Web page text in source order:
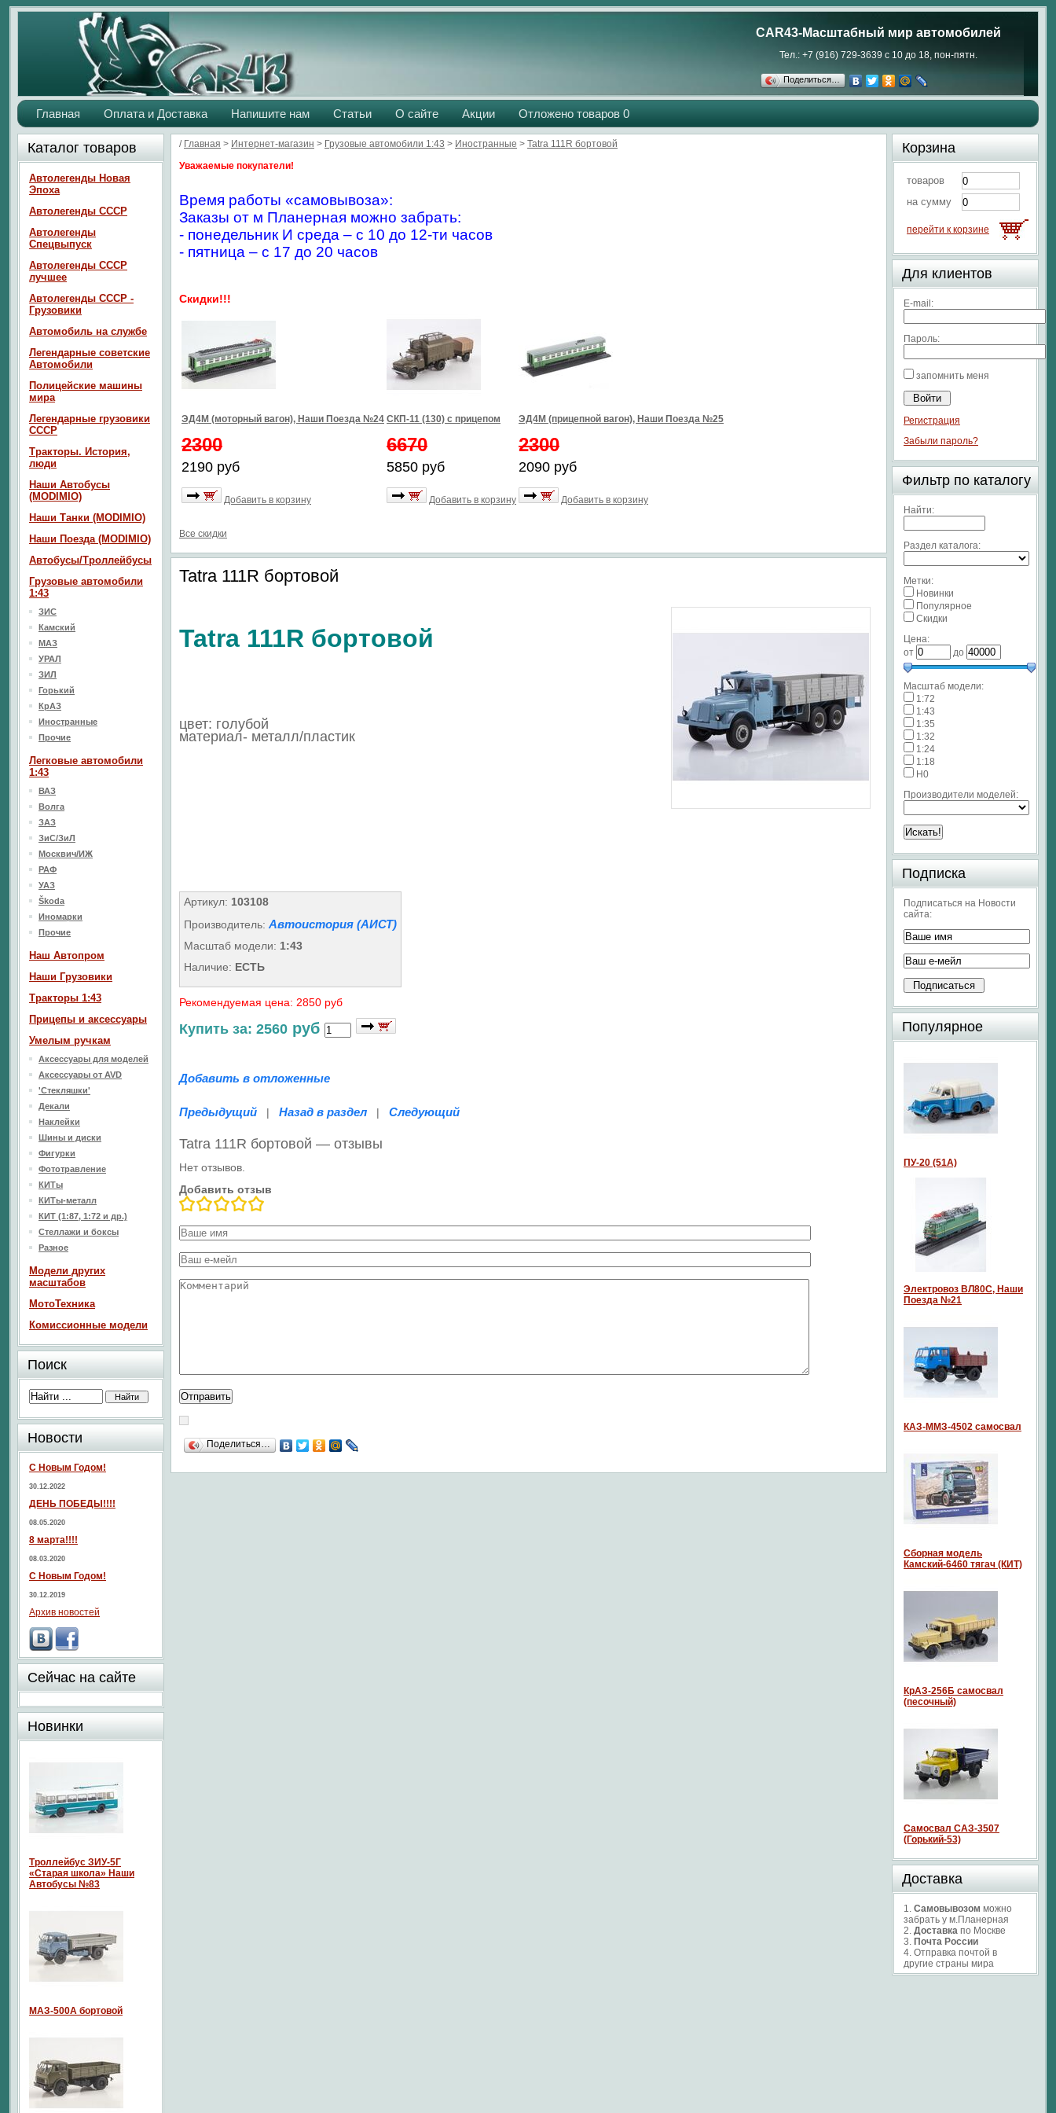
CAR43-Масштабный мир автомобилей
Тел.: +7 (916) 729-3639 с 10 до 18, пон-пятн.
Поделиться…
Главная Оплата и Доставка Напишите нам Статьи О сайте Акции Отложено товаров 0
/ Главная > Интернет-магазин > Грузовые автомобили 1:43 > Иностранные > Tatra 111R бортовой
Уважаемые покупатели!
Время работы «самовывоза»:
Заказы от м Планерная можно забрать:
- понедельник И среда – с 10 до 12-ти часов
- пятница – с 17 до 20 часов
Скидки!!!
ЭД4М (моторный вагон), Наши Поезда №24
2300
2190 руб
Добавить в корзину
СКП-11 (130) с прицепом
6670
5850 руб
Добавить в корзину
ЭД4М (прицепной вагон), Наши Поезда №25
2300
2090 руб
Добавить в корзину
Все скидки
Tatra 111R бортовой
Tatra 111R бортовой
цвет: голубой
материал- металл/пластик
Артикул: 103108
Производитель: Автоистория (АИСТ)
Масштаб модели: 1:43
Наличие: ЕСТЬ
Рекомендуемая цена: 2850 руб
Купить за: 2560 руб
Добавить в отложенные
Предыдущий | Назад в раздел | Следующий
Tatra 111R бортовой — отзывы
Нет отзывов.
Добавить отзыв
Поделиться…
Каталог товаров
Автолегенды Новая
Эпоха
Автолегенды СССР
Автолегенды
Спецвыпуск
Автолегенды СССР
лучшее
Автолегенды СССР -
Грузовики
Автомобиль на службе
Легендарные советские
Автомобили
Полицейские машины
мира
Легендарные грузовики
СССР
Тракторы. История,
люди
Наши Автобусы
(MODIMIO)
Наши Танки (MODIMIO)
Наши Поезда (MODIMIO)
Автобусы/Троллейбусы
Грузовые автомобили
1:43
ЗИС
Камский
МАЗ
УРАЛ
ЗИЛ
Горький
КрАЗ
Иностранные
Прочие
Легковые автомобили
1:43
ВАЗ
Волга
ЗАЗ
ЗиС/ЗиЛ
Москвич/ИЖ
РАФ
УАЗ
Škoda
Иномарки
Прочие
Наш Aвтопром
Наши Грузовики
Тракторы 1:43
Прицепы и аксессуары
Умелым ручкам
Аксессуары для моделей
Аксессуары от AVD
'Стекляшки'
Декали
Наклейки
Шины и диски
Фигурки
Фототравление
КИТы
КИТы-металл
КИТ (1:87, 1:72 и др.)
Стеллажи и боксы
Разное
Модели других
масштабов
МотоТехника
Комиссионные модели
Поиск
Новости
С Новым Годом!
30.12.2022
ДЕНЬ ПОБЕДЫ!!!!
08.05.2020
8 марта!!!!
08.03.2020
С Новым Годом!
30.12.2019
Архив новостей
Сейчас на сайте
Новинки
Троллейбус ЗИУ-5Г
«Старая школа» Наши
Автобусы №83
МАЗ-500А бортовой
Корзина
товаров
на сумму
перейти к корзине
Для клиентов
E-mail:
Пароль:
запомнить меня
Регистрация
Забыли пароль?
Фильтр по каталогу
Найти:
Раздел каталога:
Метки:
Новинки
Популярное
Скидки
Цена:
от
до
Масштаб модели:
1:72
1:43
1:35
1:32
1:24
1:18
H0
Производители моделей:
Подписка
Подписаться на Новости
сайта:
Популярное
ПУ-20 (51А)
Электровоз ВЛ80С, Наши
Поезда №21
КАЗ-ММЗ-4502 самосвал
Сборная модель
Камский-6460 тягач (КИТ)
КрАЗ-256Б самосвал
(песочный)
Самосвал САЗ-3507
(Горький-53)
Доставка
1. Самовывозом можно
забрать у м.Планерная
2. Доставка по Москве
3. Почта России
4. Отправка почтой в
другие страны мира